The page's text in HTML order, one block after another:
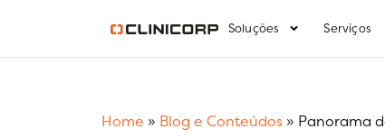
Soluções Serviços
Home » Blog e Conteúdos » Panorama